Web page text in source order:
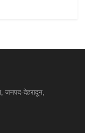
जनपद-देहरादून,